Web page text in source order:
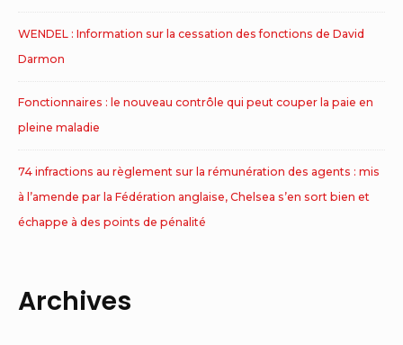
WENDEL : Information sur la cessation des fonctions de David
Darmon
Fonctionnaires : le nouveau contrôle qui peut couper la paie en
pleine maladie
74 infractions au règlement sur la rémunération des agents : mis
à l’amende par la Fédération anglaise, Chelsea s’en sort bien et
échappe à des points de pénalité
Archives